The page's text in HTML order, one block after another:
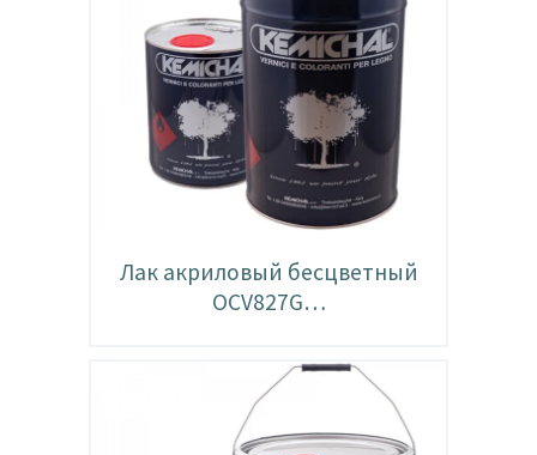
Лак акриловый бесцветный
OCV827G…